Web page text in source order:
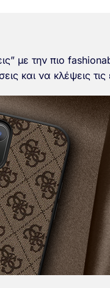
με την πιο
και να κλέψεις τις